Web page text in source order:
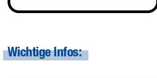
Wichtige Infos: